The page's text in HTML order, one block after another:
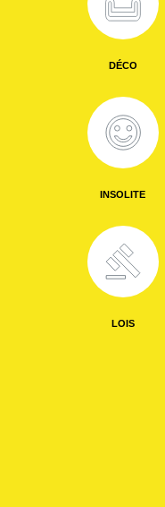
DÉCO
INSOLITE
LOIS